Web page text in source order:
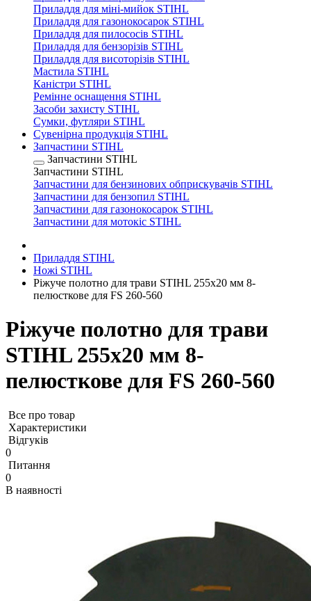
Приладдя для міні-мийок STIHL
Приладдя для газонокосарок STIHL
Приладдя для пилососів STIHL
Приладдя для бензорізів STIHL
Приладдя для висоторізів STIHL
Мастила STIHL
Каністри STIHL
Ремінне оснащення STIHL
Засоби захисту STIHL
Сумки, футляри STIHL
Сувенірна продукція STIHL
Запчастини STIHL
Запчастини STIHL
Запчастини STIHL
Запчастини для бензинових обприскувачів STIHL
Запчастини для бензопил STIHL
Запчастини для газонокосарок STIHL
Запчастини для мотокіс STIHL
Приладдя STIHL
Ножі STIHL
Ріжуче полотно для трави STIHL 255х20 мм 8-
пелюсткове для FS 260-560
Ріжуче полотно для трави
STIHL 255х20 мм 8-
пелюсткове для FS 260-560
Все про товар
Характеристики
Відгуків
0
Питання
0
В наявності